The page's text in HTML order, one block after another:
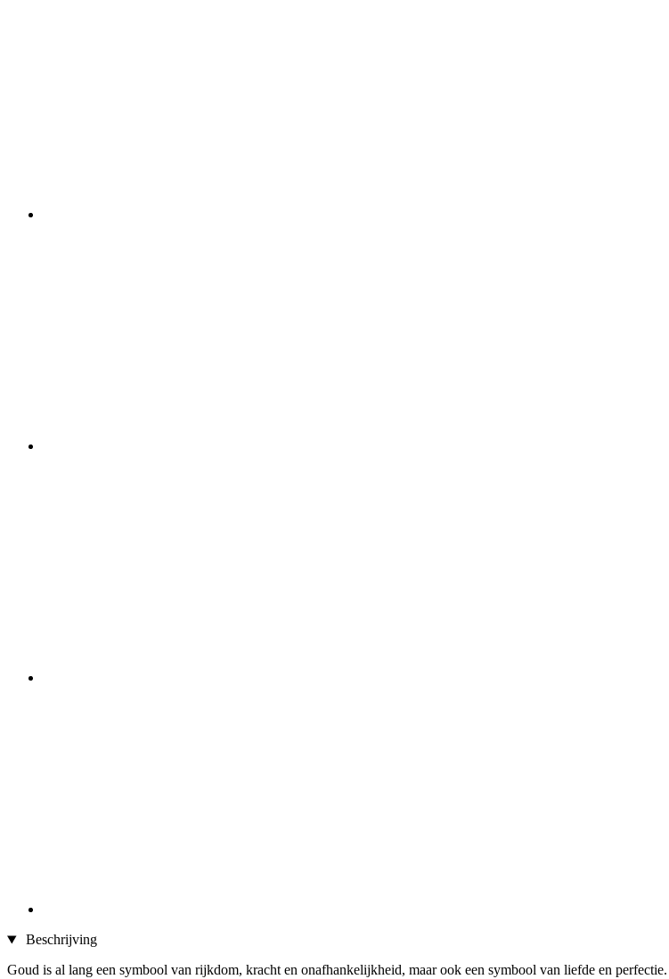
Beschrijving
Goud is al lang een symbool van rijkdom, kracht en onafhankelijkheid, maar ook een symbool van liefde en